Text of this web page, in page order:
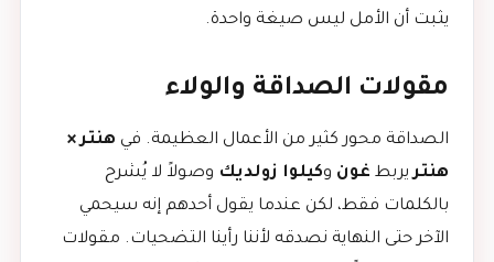
يثبت أن الأمل ليس صيغة واحدة.
مقولات الصداقة والولاء
الصداقة محور كثير من الأعمال العظيمة. في هنتر ×
هنتريربط غون وكيلوا زولديك وصولاً لا يُشرح
بالكلمات فقط، لكن عندما يقول أحدهم إنه سيحمي
الآخر حتى النهاية نصدقه لأننا رأينا التضحيات. مقولات